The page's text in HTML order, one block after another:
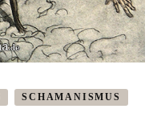
SCHAMANISMUS